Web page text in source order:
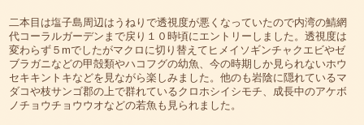
二本目は塩子島周辺はうねりで透視度が悪くなっていたので内湾の鯖網
代コーラルガーデンまで戻り１０時頃にエントリーしました。透視度は
変わらず５mでしたがマクロに切り替えてヒメイソギンチャクエビやゼ
ブラガニなどの甲殻類やハコフグの幼魚、今の時期しか見られないホウ
セキキントキなどを見ながら楽しみました。他のも岩陰に隠れているマ
ダコや枝サンゴ郡の上で群れているクロホシイシモチ、成長中のアケボ
ノチョウチョウウオなどの若魚も見られました。